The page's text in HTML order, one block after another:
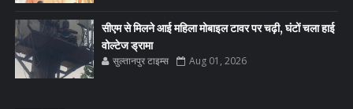
सीएम से मिलने आई महिला मोबाइल टावर पर चढ़ी, घंटों चला हाई
वोल्टेज ड्रामा
सुल्तानपुर टाइम्स Aug 01, 2026